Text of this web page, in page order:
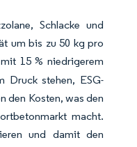
Schlacke und
um bis zu 50 kg pro
15 % niedrigerem
Druck stehen, ESG-
den Kosten, was den
macht.
und damit den